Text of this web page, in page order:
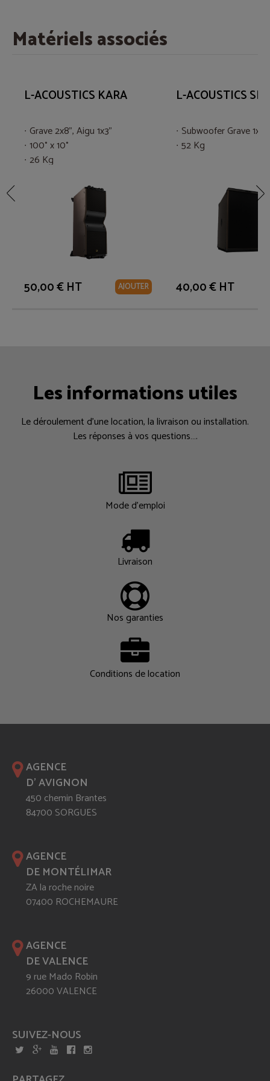
Matériels associés
L-ACOUSTICS KARA
Grave 2x8", Aigu 1x3"
100° x 10°
26 Kg
50,00 € HT AJOUTER
L-ACOUSTICS
Subwoofer Grave
52 Kg
40,00 € HT
Les informations utiles
Le déroulement d’une location, la livraison ou installation.
Les réponses à vos questions….
Mode d'emploi
Livraison
Nos garanties
Conditions de location
AGENCE
D' AVIGNON
450 chemin Brantes
84700 SORGUES
AGENCE
DE MONTÉLIMAR
ZA la roche noire
07400 ROCHEMAURE
AGENCE
DE VALENCE
9 rue Mado Robin
26000 VALENCE
SUIVEZ-NOUS